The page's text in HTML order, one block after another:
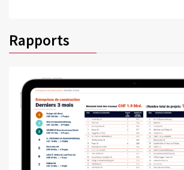
Rapports